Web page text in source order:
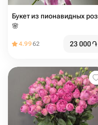
Букет из пионавидных роз
🌸
4.9962 23 000֏